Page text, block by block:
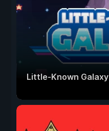
Little-Known Galaxy